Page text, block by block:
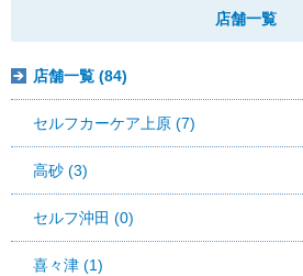
店舗一覧
店舗一覧 (84)
セルフカーケア上原 (7)
高砂 (3)
セルフ沖田 (0)
喜々津 (1)